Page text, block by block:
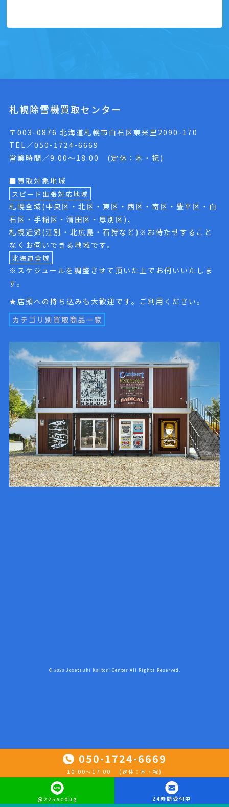
050-1724-6669
10:00〜17:00 (定休：木・祝)
@225acdug 24時間受付中
札幌除雪機買取センター
〒003-0876 北海道札幌市白石区東米里2090-170
TEL／050-1724-6669
営業時間／9:00〜18:00 (定休：木・祝)
■買取対象地域
スピード出張対応地域
札幌全域(中央区・北区・東区・西区・南区・豊平区・白
石区・手稲区・清田区・厚別区)、
札幌近郊(江別・北広島・石狩など)※お待たせすること
なくお伺いできる地域です。
北海道全域
※スケジュールを調整させて頂いた上でお伺いいたしま
す。
★店頭への持ち込みも大歓迎です。ご利用ください。
カテゴリ別買取商品一覧
© 2020 Josetsuki Kaitori Center All Rights Reserved.